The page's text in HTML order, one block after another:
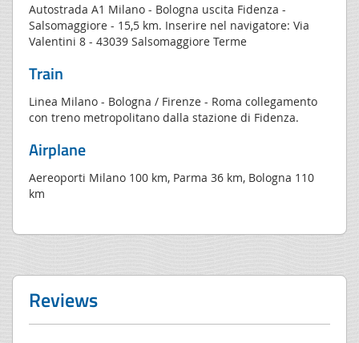
Autostrada A1 Milano - Bologna uscita Fidenza -
Salsomaggiore - 15,5 km. Inserire nel navigatore: Via
Valentini 8 - 43039 Salsomaggiore Terme
Train
Linea Milano - Bologna / Firenze - Roma collegamento
con treno metropolitano dalla stazione di Fidenza.
Airplane
Aereoporti Milano 100 km, Parma 36 km, Bologna 110
km
Reviews